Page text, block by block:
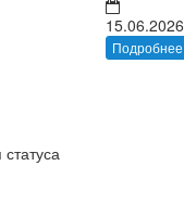
15.06.2026
Подробнее